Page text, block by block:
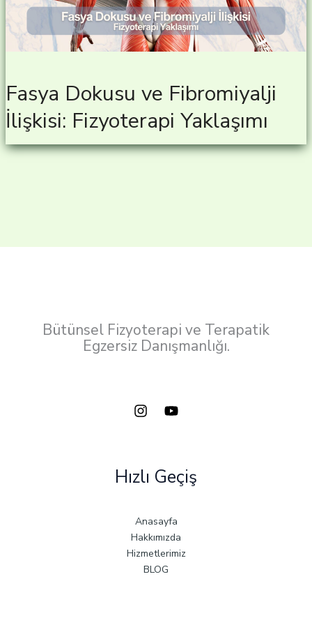
Fasya Dokusu ve Fibromiyalji
İlişkisi: Fizyoterapi Yaklaşımı
Bütünsel Fizyoterapi ve Terapatik
Egzersiz Danışmanlığı.
Hızlı Geçiş
Anasayfa
Hakkımızda
Hizmetlerimiz
BLOG